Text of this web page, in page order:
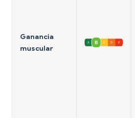
Ganancia
muscular